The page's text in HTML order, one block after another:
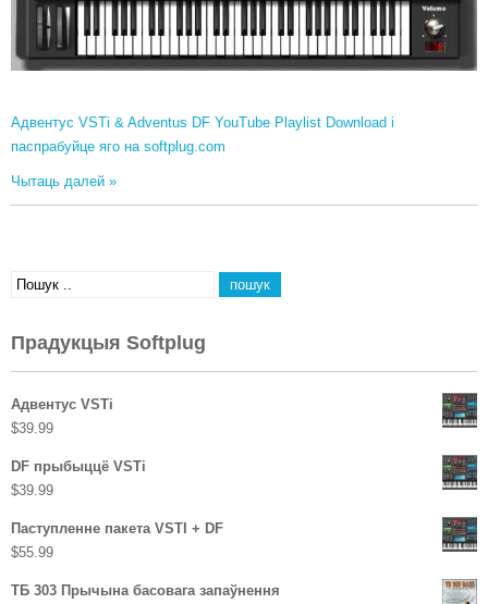
Адвентус VSTi & Adventus DF YouTube Playlist Download і
паспрабуйце яго на softplug.com
Чытаць далей »
Прадукцыя Softplug
Адвентус VSTi
$39.99
DF прыбыццё VSTi
$39.99
Паступленне пакета VSTI + DF
$55.99
ТБ 303 Прычына басовага запаўнення